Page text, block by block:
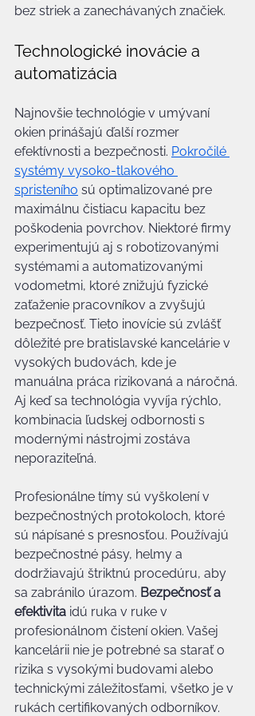
bez striek a zanechávaných značiek.
Technologické inovácie a
automatizácia
Najnovšie technológie v umývaní
okien prinášajú ďalší rozmer
efektívnosti a bezpečnosti. Pokročilé
systémy vysoko-tlakového
spristeního sú optimalizované pre
maximálnu čistiacu kapacitu bez
poškodenia povrchov. Niektoré firmy
experimentujú aj s robotizovanými
systémami a automatizovanými
vodometmi, ktoré znižujú fyzické
zaťaženie pracovníkov a zvyšujú
bezpečnosť. Tieto inovície sú zvlášť
dôležité pre bratislavské kancelárie v
vysokých budovách, kde je
manuálna práca rizikovaná a náročná.
Aj keď sa technológia vyvíja rýchlo,
kombinacia ľudskej odbornosti s
modernými nástrojmi zostáva
neporaziteľná.
Profesionálne tímy sú vyškolení v
bezpečnostných protokoloch, ktoré
sú nápísané s presnosťou. Používajú
bezpečnostné pásy, helmy a
dodržiavajú štriktnú procedúru, aby
sa zabránilo úrazom. Bezpečnosť a
efektivita idú ruka v ruke v
profesionálnom čistení okien. Vašej
kancelárii nie je potrebné sa starať o
rizika s vysokými budovami alebo
technickými záležitosťami, všetko je v
rukách certifikovaných odborníkov.